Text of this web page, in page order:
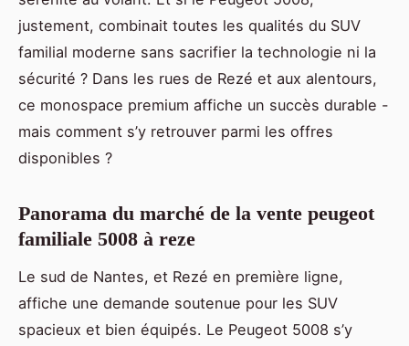
justement, combinait toutes les qualités du SUV
familial moderne sans sacrifier la technologie ni la
sécurité ? Dans les rues de Rezé et aux alentours,
ce monospace premium affiche un succès durable -
mais comment s’y retrouver parmi les offres
disponibles ?
Panorama du marché de la vente peugeot
familiale 5008 à reze
Le sud de Nantes, et Rezé en première ligne,
affiche une demande soutenue pour les SUV
spacieux et bien équipés. Le Peugeot 5008 s’y